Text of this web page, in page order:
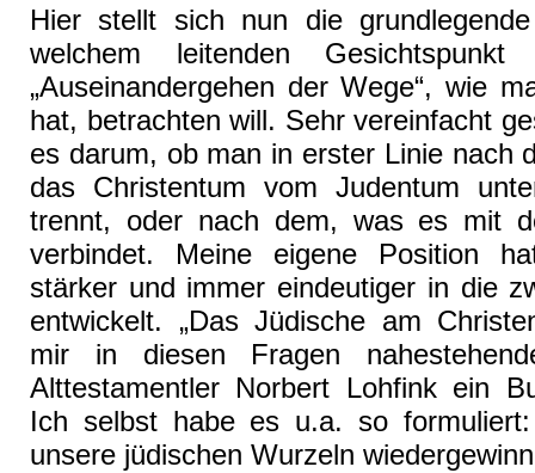
Hier stellt sich nun die
welchem leitenden
„Auseinandergehen der Wege“, wie
hat, betrachten will. Sehr vereinfacht
es darum, ob man in erster Linie nach
das Christentum vom Judentum
trennt, oder nach dem, was es mit
verbindet. Meine eigene Position
stärker und immer eindeutiger in die
entwickelt. „Das Jüdische am
mir in diesen Fragen
Alttestamentler Norbert Lohfink ein
Ich selbst habe es u.a. so formuliert:
unsere jüdischen Wurzeln